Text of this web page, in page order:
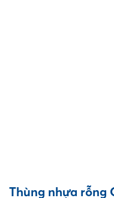
Thùng nhựa rỗng